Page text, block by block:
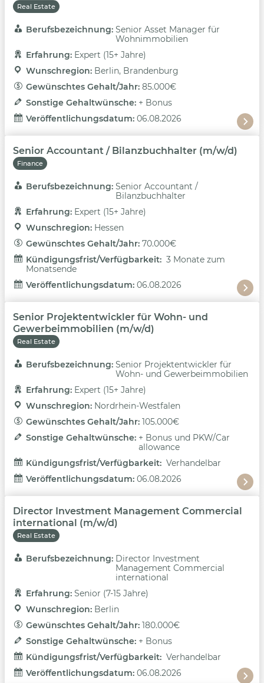
Real Estate
Berufsbezeichnung: Senior Asset Manager für
Wohnimmobilien
Erfahrung: Expert (15+ Jahre)
Wunschregion: Berlin, Brandenburg
Gewünschtes Gehalt/Jahr: 85.000€
Sonstige Gehaltwünsche: + Bonus
Veröffentlichungsdatum: 06.08.2026
Senior Accountant / Bilanzbuchhalter (m/w/d)
Finance
Berufsbezeichnung: Senior Accountant /
Bilanzbuchhalter
Erfahrung: Expert (15+ Jahre)
Wunschregion: Hessen
Gewünschtes Gehalt/Jahr: 70.000€
Kündigungsfrist/Verfügbarkeit: 3 Monate zum
Monatsende
Veröffentlichungsdatum: 06.08.2026
Senior Projektentwickler für Wohn- und
Gewerbeimmobilien (m/w/d)
Real Estate
Berufsbezeichnung: Senior Projektentwickler für
Wohn- und Gewerbeimmobilien
Erfahrung: Expert (15+ Jahre)
Wunschregion: Nordrhein-Westfalen
Gewünschtes Gehalt/Jahr: 105.000€
Sonstige Gehaltwünsche: + Bonus und PKW/Car
allowance
Kündigungsfrist/Verfügbarkeit: Verhandelbar
Veröffentlichungsdatum: 06.08.2026
Director Investment Management Commercial
international (m/w/d)
Real Estate
Berufsbezeichnung: Director Investment
Management Commercial
international
Erfahrung: Senior (7-15 Jahre)
Wunschregion: Berlin
Gewünschtes Gehalt/Jahr: 180.000€
Sonstige Gehaltwünsche: + Bonus
Kündigungsfrist/Verfügbarkeit: Verhandelbar
Veröffentlichungsdatum: 06.08.2026